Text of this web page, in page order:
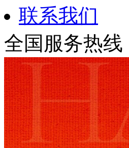
联系我们
全国服务热线